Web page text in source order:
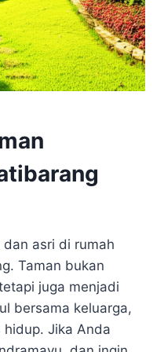
asri di rumah
Taman bukan
juga menjadi
bersama keluarga,
Jika Anda